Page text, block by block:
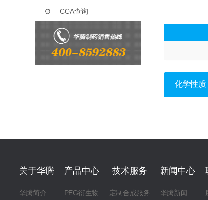
COA查询
化学性质
关于华腾
华腾简介
产品中心
PEG衍生物
技术服务
定制合成服务
新闻中心
华腾新闻